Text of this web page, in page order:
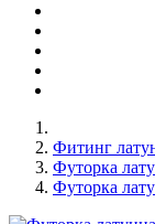
Фитинг
Футорка
Футорка